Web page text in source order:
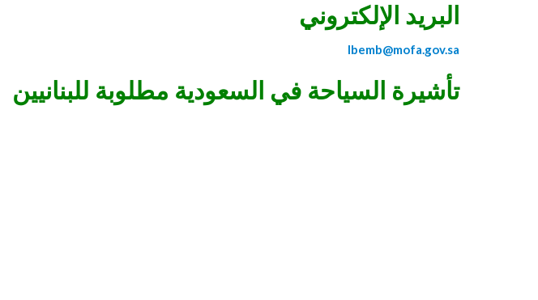
البريد الإلكتروني
lbemb@mofa.gov.sa
تأشيرة السياحة في السعودية مطلوبة للبنانيين